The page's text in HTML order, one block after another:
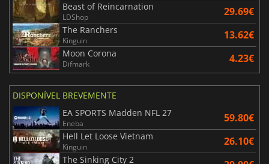
Beast of Reincarnation
LDShop 29.69€
The Ranchers
Kinguin 13.62€
Moon Corona
Difmark 4.23€
DISPONÍVEL BREVEMENTE
EA SPORTS Madden NFL 27
Eneba 59.80€
Hell Let Loose Vietnam
Kinguin 26.10€
The Sinking City 2